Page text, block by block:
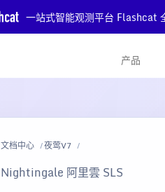
一站式智能观测平台 Flashcat
产品
文档中心 夜莺V7
Nightingale 阿里雲 SLS